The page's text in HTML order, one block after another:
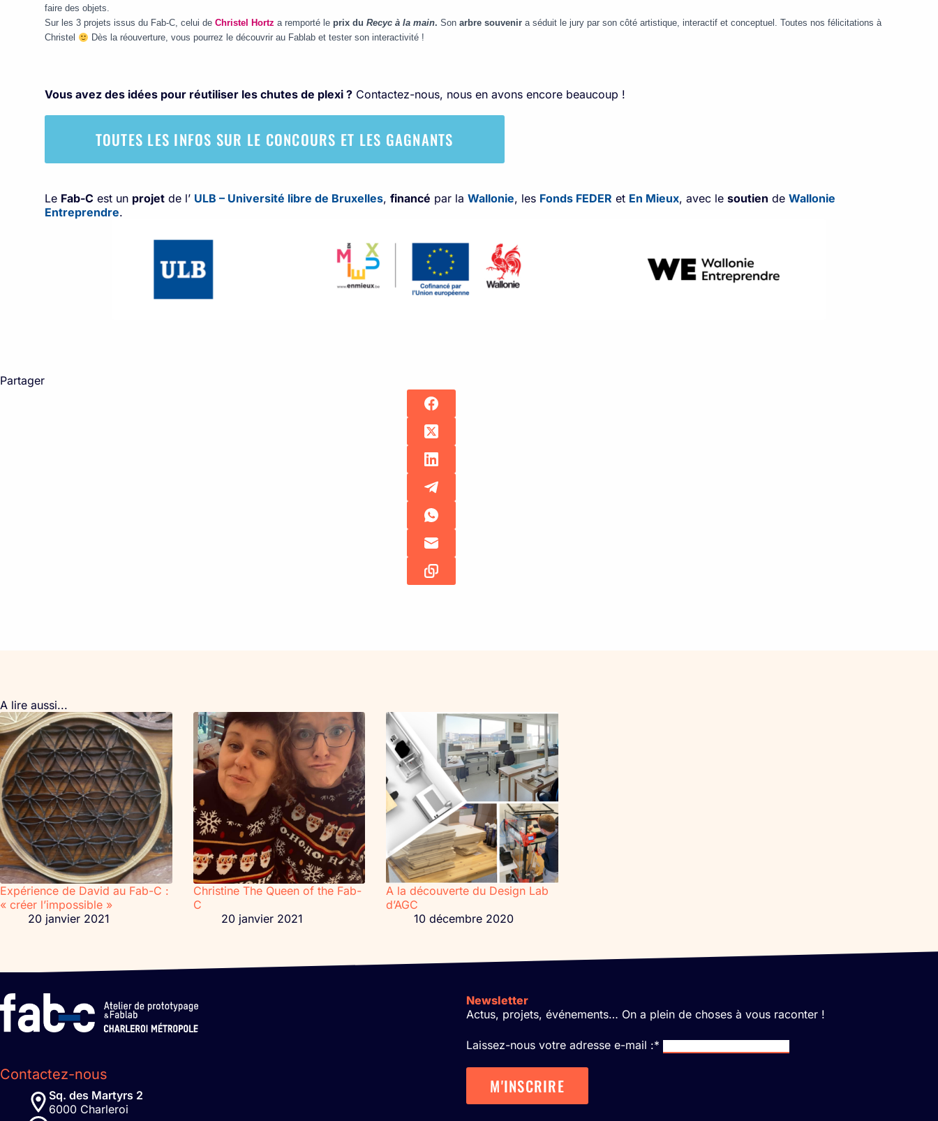
faire des objets.
Sur les 3 projets issus du Fab-C, celui de Christel Hortz a remporté le prix du Recyc à la main. Son arbre souvenira séduit le jury par son côté artistique, interactif et conceptuel. Toutes nos félicitations à
Christel
Dès la réouverture, vous pourrez le découvrir au Fablab et tester son interactivité !
Vous avez des idées pour réutiliser les chutes de plexi ?Contactez-nous, nous en avons encore beaucoup !
TOUTES LES INFOS SUR LE CONCOURS ET LES GAGNANTS
Le Fab-C est un projetde l’ ULB – Université libre de Bruxelles, financé par la Wallonie, les Fonds FEDER et En Mieux, avec le soutien de Wallonie
Entreprendre.
Partager
A lire aussi...
Expérience de David au Fab-C :
« créer l’impossible »
20 janvier 2021
Christine The Queen of the Fab-
C
20 janvier 2021
A la découverte du Design Lab
d’AGC
10 décembre 2020
Contactez-nous
Sq. des Martyrs 2
6000 Charleroi
Newsletter
Actus, projets, événements… On a plein de choses à vous raconter !
Laissez-nous votre adresse e-mail :*